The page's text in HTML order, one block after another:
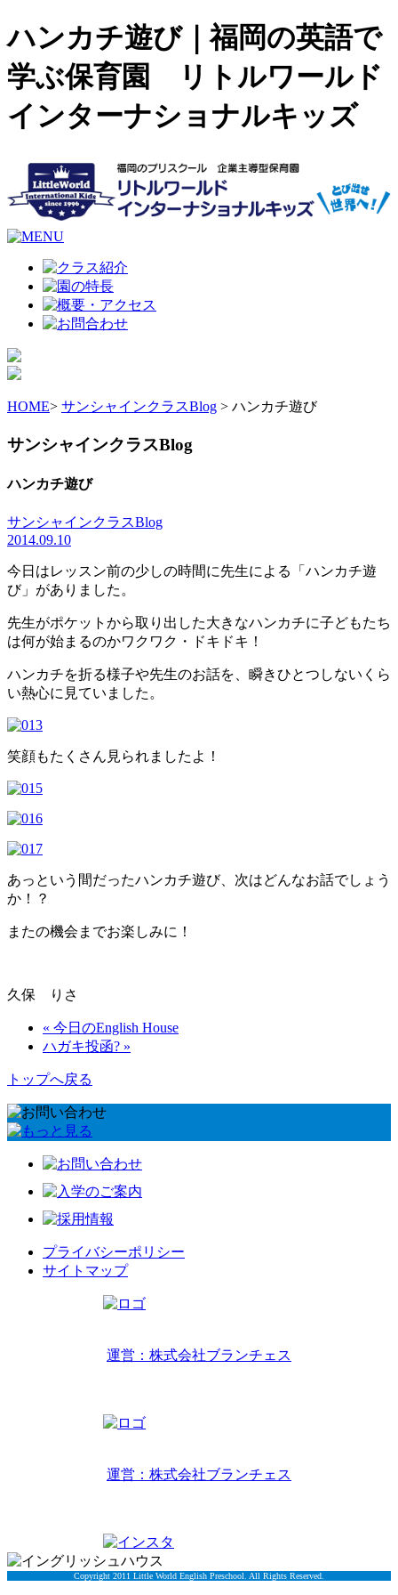
ハンカチ遊び｜福岡の英語で
学ぶ保育園 リトルワールド
インターナショナルキッズ
HOME> サンシャインクラスBlog > ハンカチ遊び
サンシャインクラスBlog
ハンカチ遊び
サンシャインクラスBlog
2014.09.10
今日はレッスン前の少しの時間に先生による「ハンカチ遊
び」がありました。
先生がポケットから取り出した大きなハンカチに子どもたち
は何が始まるのかワクワク・ドキドキ！
ハンカチを折る様子や先生のお話を、瞬きひとつしないくら
い熱心に見ていました。
笑顔もたくさん見られましたよ！
あっという間だったハンカチ遊び、次はどんなお話でしょう
か！？
またの機会までお楽しみに！
久保 りさ
« 今日のEnglish House
ハガキ投函? »
トップへ戻る
プライバシーポリシー
サイトマップ
運営：株式会社ブランチェス
運営：株式会社ブランチェス
Copyright 2011 Little World English Preschool. All Rights Reserved.